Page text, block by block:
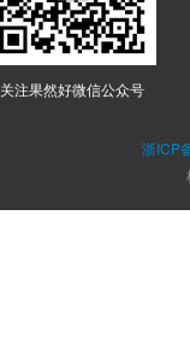
关注果然好微信公众号
浙ICP